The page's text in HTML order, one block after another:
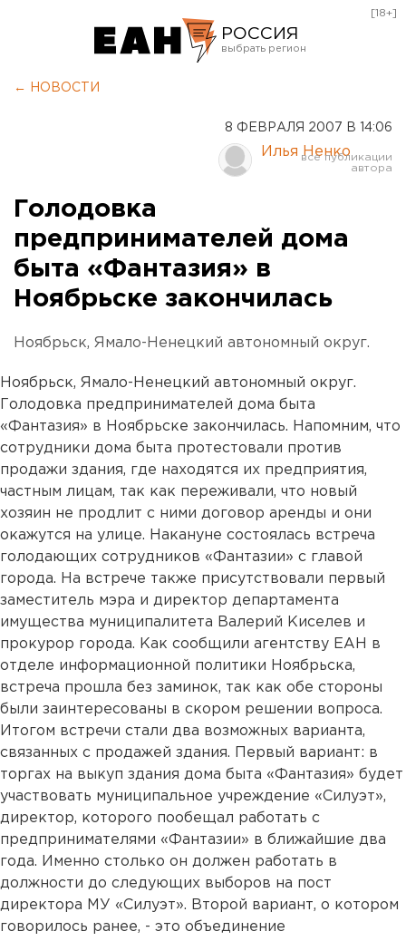
РОССИЯ
Курган
Оренбург
[18+]
← НОВОСТИ
8 ФЕВРАЛЯ 2007 В 14:06
Илья Ненко
Голодовка
предпринимателей дома
быта «Фантазия» в
Ноябрьске закончилась
Ноябрьск, Ямало-Ненецкий автономный округ.
Ноябрьск, Ямало-Ненецкий автономный округ.
Голодовка предпринимателей дома быта
«Фантазия» в Ноябрьске закончилась. Напомним, что
сотрудники дома быта протестовали против
продажи здания, где находятся их предприятия,
частным лицам, так как переживали, что новый
хозяин не продлит с ними договор аренды и они
окажутся на улице. Накануне состоялась встреча
голодающих сотрудников «Фантазии» с главой
города. На встрече также присутствовали первый
заместитель мэра и директор департамента
имущества муниципалитета Валерий Киселев и
прокурор города. Как сообщили агентству ЕАН в
отделе информационной политики Ноябрьска,
встреча прошла без заминок, так как обе стороны
были заинтересованы в скором решении вопроса.
Итогом встречи стали два возможных варианта,
связанных с продажей здания. Первый вариант: в
торгах на выкуп здания дома быта «Фантазия» будет
участвовать муниципальное учреждение «Силуэт»,
директор, которого пообещал работать с
предпринимателями «Фантазии» в ближайшие два
года. Именно столько он должен работать в
должности до следующих выборов на пост
директора МУ «Силуэт». Второй вариант, о котором
говорилось ранее, - это объединение